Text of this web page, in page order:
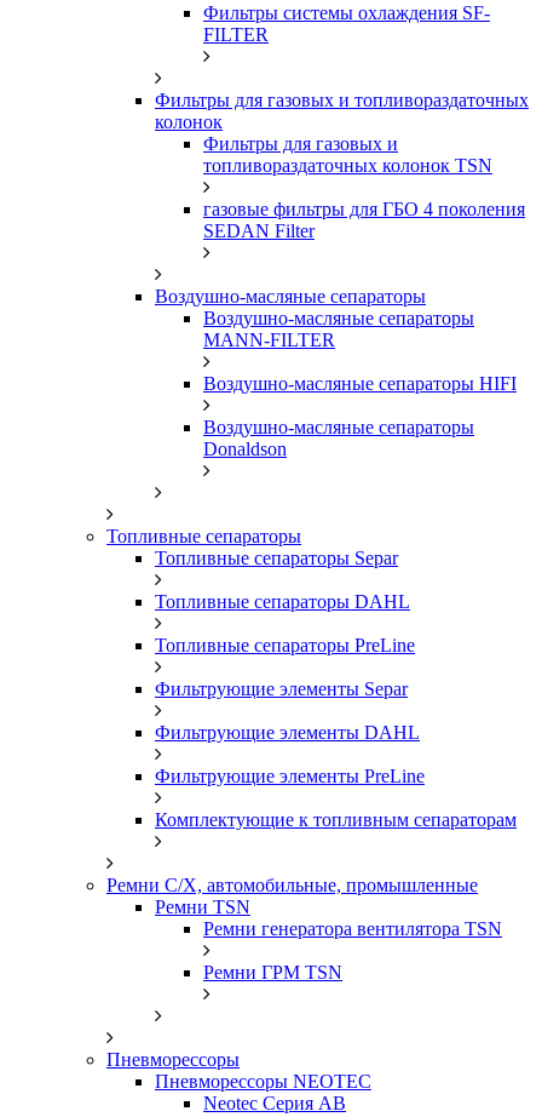
Фильтры системы охлаждения SF-
FILTER
Фильтры для газовых и топливораздаточных
колонок
Фильтры для газовых и
топливораздаточных колонок TSN
газовые фильтры для ГБО 4 поколения
SEDAN Filter
Воздушно-масляные сепараторы
Воздушно-масляные сепараторы
MANN-FILTER
Воздушно-масляные сепараторы HIFI
Воздушно-масляные сепараторы
Donaldson
Топливные сепараторы
Топливные сепараторы Separ
Топливные сепараторы DAHL
Топливные сепараторы PreLine
Фильтрующие элементы Separ
Фильтрующие элементы DAHL
Фильтрующие элементы PreLine
Комплектующие к топливным сепараторам
Ремни С/Х, автомобильные, промышленные
Ремни TSN
Ремни генератора вентилятора TSN
Ремни ГРМ TSN
Пневморессоры
Пневморессоры NEOTEC
Neotec Серия AB